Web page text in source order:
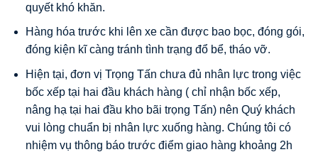
quyết khó khăn.
Hàng hóa trước khi lên xe cần được bao bọc, đóng gói,
đóng kiện kĩ càng tránh tình trạng đổ bể, tháo vỡ.
Hiện tại, đơn vị Trọng Tấn chưa đủ nhân lực trong việc
bốc xếp tại hai đầu khách hàng ( chỉ nhận bốc xếp,
nâng hạ tại hai đầu kho bãi trọng Tấn) nên Quý khách
vui lòng chuẩn bị nhân lực xuống hàng. Chúng tôi có
nhiệm vụ thông báo trước điểm giao hàng khoảng 2h